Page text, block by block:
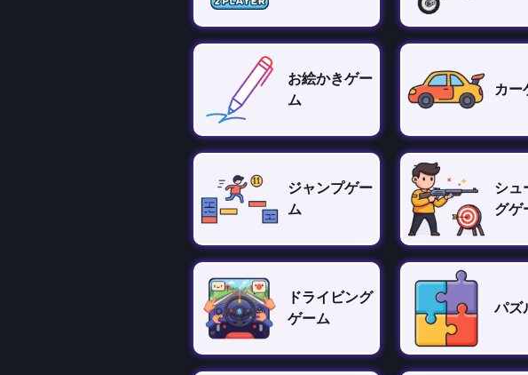
お絵かきゲー
ム
カー
ジャンプゲー
ム
シュ
グゲ
ドライビング
ゲーム
パズ